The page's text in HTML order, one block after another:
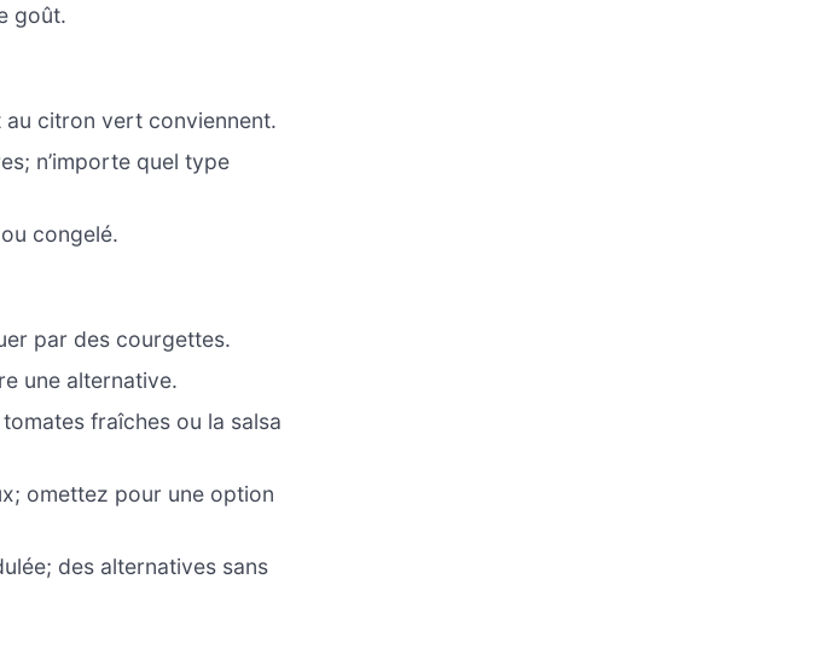
goût.
citron vert conviennent.
n’importe quel type
congelé.
par des courgettes.
une alternative.
fraîches ou la salsa
omettez pour une option
des alternatives sans